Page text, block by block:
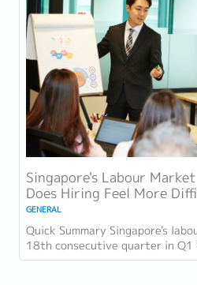
Singapore's Labour
Does Hiring Feel More
GENERAL
Quick Summary Singapore's
18th consecutive quarter in
employment up 9,400 and job